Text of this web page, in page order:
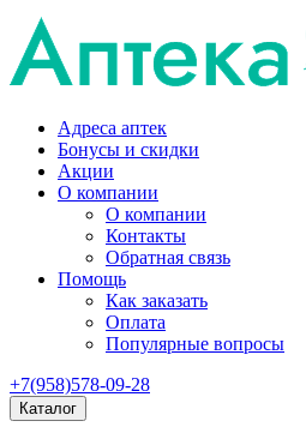
Адреса аптек
Бонусы и скидки
Акции
О компании
О компании
Контакты
Обратная связь
Помощь
Как заказать
Оплата
Популярные вопросы
+7(958)578-09-28
Каталог